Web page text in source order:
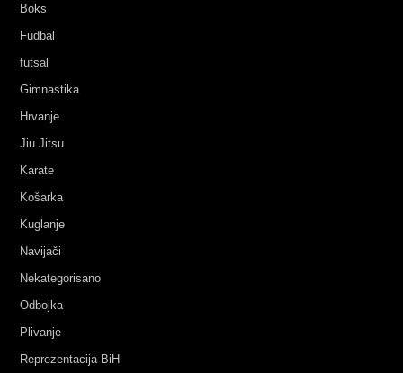
Boks
Fudbal
futsal
Gimnastika
Hrvanje
Jiu Jitsu
Karate
Košarka
Kuglanje
Navijači
Nekategorisano
Odbojka
Plivanje
Reprezentacija BiH